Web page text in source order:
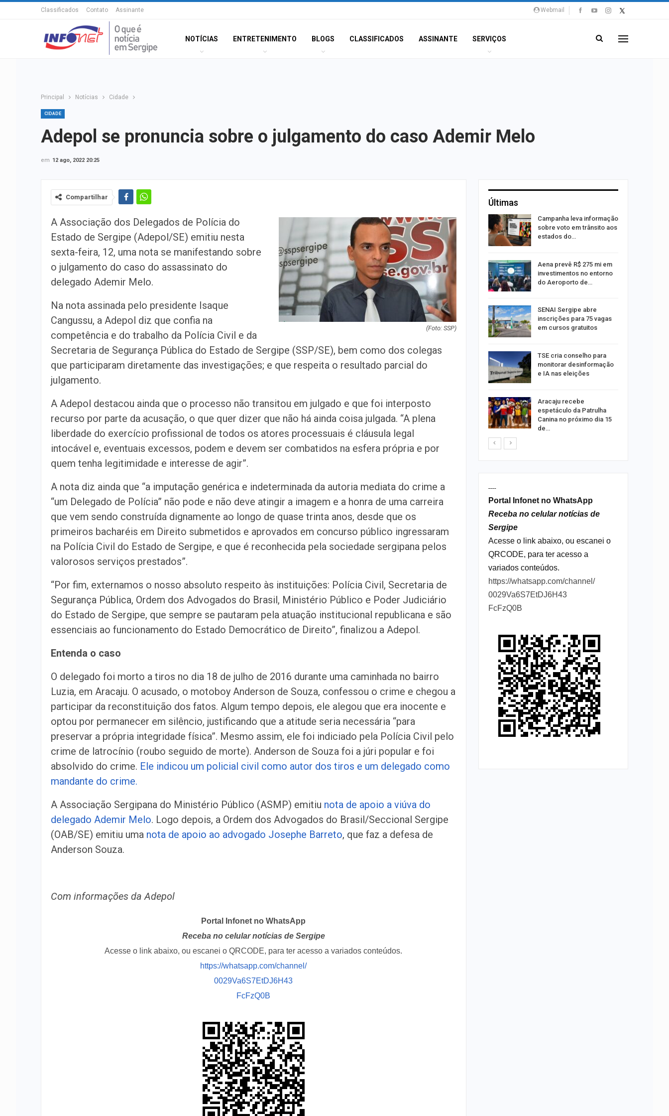
Webmail
Classificados Contato Assinante
NOTÍCIAS ENTRETENIMENTO BLOGS CLASSIFICADOS ASSINANTE SERVIÇOS
Principal Notícias Cidade
CIDADE
Adepol se pronuncia sobre o julgamento do caso Ademir Melo
em 12 ago, 2022 20:25
Compartilhar
(Foto: SSP)
A Associação dos Delegados de Polícia do
Estado de Sergipe (Adepol/SE) emitiu nesta
sexta-feira, 12, uma nota se manifestando sobre
o julgamento do caso do assassinato do
delegado Ademir Melo.
Na nota assinada pelo presidente Isaque
Cangussu, a Adepol diz que confia na
competência e do trabalho da Polícia Civil e da
Secretaria de Segurança Pública do Estado de Sergipe (SSP/SE), bem como dos colegas
que participaram diretamente das investigações; e que respeita o resultado parcial do
julgamento.
A Adepol destacou ainda que o processo não transitou em julgado e que foi interposto
recurso por parte da acusação, o que quer dizer que não há ainda coisa julgada. “A plena
liberdade do exercício profissional de todos os atores processuais é cláusula legal
intocável e, eventuais excessos, podem e devem ser combatidos na esfera própria e por
quem tenha legitimidade e interesse de agir”.
A nota diz ainda que “a imputação genérica e indeterminada da autoria mediata do crime a
“um Delegado de Polícia” não pode e não deve atingir a imagem e a honra de uma carreira
que vem sendo construída dignamente ao longo de quase trinta anos, desde que os
primeiros bacharéis em Direito submetidos e aprovados em concurso público ingressaram
na Polícia Civil do Estado de Sergipe, e que é reconhecida pela sociedade sergipana pelos
valorosos serviços prestados”.
“Por fim, externamos o nosso absoluto respeito às instituições: Polícia Civil, Secretaria de
Segurança Pública, Ordem dos Advogados do Brasil, Ministério Público e Poder Judiciário
do Estado de Sergipe, que sempre se pautaram pela atuação institucional republicana e são
essenciais ao funcionamento do Estado Democrático de Direito”, finalizou a Adepol.
Entenda o caso
O delegado foi morto a tiros no dia 18 de julho de 2016 durante uma caminhada no bairro
Luzia, em Aracaju. O acusado, o motoboy Anderson de Souza, confessou o crime e chegou a
participar da reconstituição dos fatos. Algum tempo depois, ele alegou que era inocente e
optou por permanecer em silêncio, justificando que a atitude seria necessária “para
preservar a própria integridade física”. Mesmo assim, ele foi indiciado pela Polícia Civil pelo
crime de latrocínio (roubo seguido de morte). Anderson de Souza foi a júri popular e foi
absolvido do crime. Ele indicou um policial civil como autor dos tiros e um delegado como
mandante do crime.
A Associação Sergipana do Ministério Público (ASMP) emitiu nota de apoio a viúva do
delegado Ademir Melo. Logo depois, a Ordem dos Advogados do Brasil/Seccional Sergipe
(OAB/SE) emitiu uma nota de apoio ao advogado Josephe Barreto, que faz a defesa de
Anderson Souza.
Com informações da Adepol
Portal Infonet no WhatsApp
Receba no celular notícias de Sergipe
Acesse o link abaixo, ou escanei o QRCODE, para ter acesso a variados conteúdos.
https://whatsapp.com/channel/
0029Va6S7EtDJ6H43
FcFzQ0B
Últimas
Mulher é agredida e
companheiro é preso por
violência doméstica
Sergipe terá possibilidade
de chuva leve durante o
fim de semana
Adasfa e Shopping Jardins
promovem ação de
adoção animal neste…
Homem é preso
investigado por estupro de
Fim de semana dos pais
tem programação
especial no Shopping
Prêmio
Campanha leva informação
sobre voto em trânsito aos
estados do…
Aena prevê R$ 275 mi em
investimentos no entorno
do Aeroporto de…
SENAI Sergipe abre
inscrições para 75 vagas
em cursos gratuitos
TSE cria conselho para
monitorar desinformação
e IA nas eleições
Aracaju recebe
espetáculo da Patrulha
Canina no próximo dia 15
de…
----
Portal Infonet no WhatsApp
Receba no celular notícias de
Sergipe
Acesse o link abaixo, ou escanei o
QRCODE, para ter acesso a
variados conteúdos.
https://whatsapp.com/channel/
0029Va6S7EtDJ6H43
FcFzQ0B